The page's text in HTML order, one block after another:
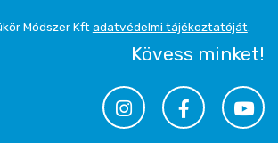
Módszer Kftadatvédelmi tájékoztatóját.
Kövess minket!